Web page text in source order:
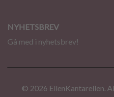
NYHETSBREV
Gå med i nyhetsbrev!
© 2026 EllenKantarellen.